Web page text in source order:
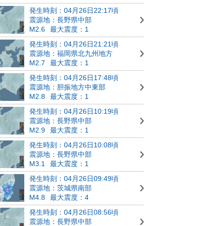
発生時刻：04月26日22:17頃
震源地：長野県中部
M2.6
最大震度：1
発生時刻：04月26日21:21頃
震源地：福岡県北九州地方
M2.7
最大震度：1
発生時刻：04月26日17:48頃
震源地：胆振地方中東部
M2.8
最大震度：1
発生時刻：04月26日10:19頃
震源地：長野県中部
M2.9
最大震度：1
発生時刻：04月26日10:08頃
震源地：長野県中部
M3.1
最大震度：1
発生時刻：04月26日09:49頃
震源地：茨城県南部
M4.8
最大震度：4
発生時刻：04月26日08:56頃
震源地：長野県中部